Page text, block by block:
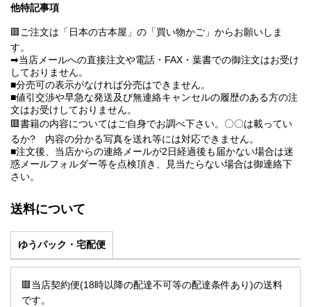
他特記事項
🟥ご注文は「日本の古本屋」の「買い物かご」からお願いしま
す。
➡当店メールへの直接注文や電話・FAX・葉書での御注文はお受け
しておりません。
■分売可の表示がなければ分売はできません。
■値引交渉や早急な発送及び無連絡キャンセルの履歴のある方の注
文はお受けしておりません。
🟥書籍の内容についてはご自身でお調べ下さい。〇〇は載ってい
るか? 内容の分かる写真を送れ等には対応できません。
■注文後、当店からの連絡メールが2日経過後も届かない場合は迷
惑メールフォルダー等を点検頂き、見当たらない場合は御連絡下
さい。
送料について
ゆうパック・宅配便
🟥当店契約便(18時以降の配達不可等の配達条件あり)の送料
です。